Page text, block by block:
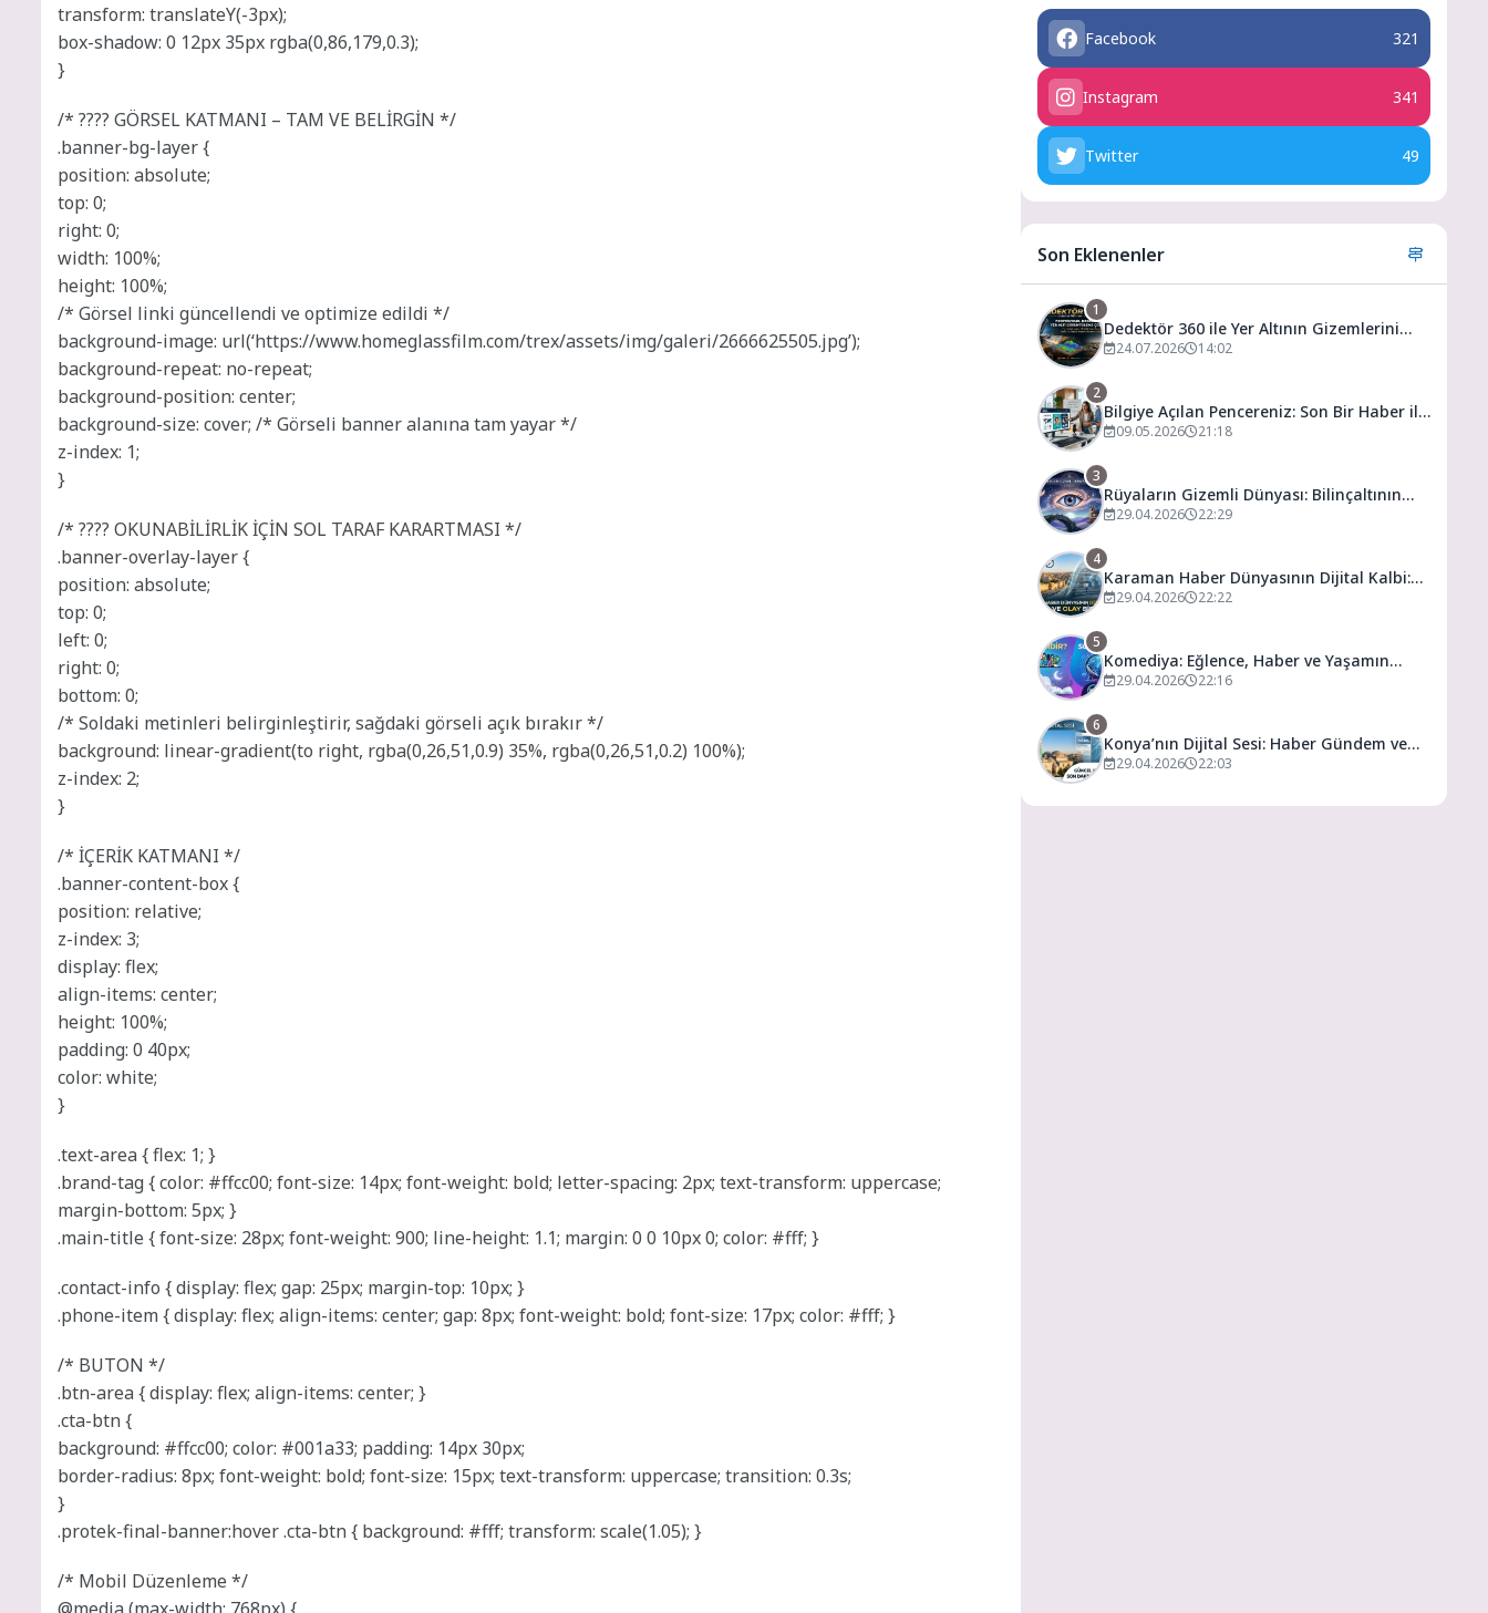
transform: translateY(-3px);
box-shadow: 0 12px 35px rgba(0,86,179,0.3);
}
/* ????️ GÖRSEL KATMANI – TAM VE BELİRGİN */
.banner-bg-layer {
position: absolute;
top: 0;
right: 0;
width: 100%;
height: 100%;
/* Görsel linki güncellendi ve optimize edildi */
background-image: url(‘https://www.homeglassfilm.com/trex/assets/img/galeri/2666625505.jpg’);
background-repeat: no-repeat;
background-position: center;
background-size: cover; /* Görseli banner alanına tam yayar */
z-index: 1;
}
/* ???? OKUNABİLİRLİK İÇİN SOL TARAF KARARTMASI */
.banner-overlay-layer {
position: absolute;
top: 0;
left: 0;
right: 0;
bottom: 0;
/* Soldaki metinleri belirginleştirir, sağdaki görseli açık bırakır */
background: linear-gradient(to right, rgba(0,26,51,0.9) 35%, rgba(0,26,51,0.2) 100%);
z-index: 2;
}
/* İÇERİK KATMANI */
.banner-content-box {
position: relative;
z-index: 3;
display: flex;
align-items: center;
height: 100%;
padding: 0 40px;
color: white;
}
.text-area { flex: 1; }
.brand-tag { color: #ffcc00; font-size: 14px; font-weight: bold; letter-spacing: 2px; text-transform: uppercase;
margin-bottom: 5px; }
.main-title { font-size: 28px; font-weight: 900; line-height: 1.1; margin: 0 0 10px 0; color: #fff; }
.contact-info { display: flex; gap: 25px; margin-top: 10px; }
.phone-item { display: flex; align-items: center; gap: 8px; font-weight: bold; font-size: 17px; color: #fff; }
/* BUTON */
.btn-area { display: flex; align-items: center; }
.cta-btn {
background: #ffcc00; color: #001a33; padding: 14px 30px;
border-radius: 8px; font-weight: bold; font-size: 15px; text-transform: uppercase; transition: 0.3s;
}
.protek-final-banner:hover .cta-btn { background: #fff; transform: scale(1.05); }
/* Mobil Düzenleme */
Facebook 321
Instagram 341
Twitter 49
Son Eklenenler
1
Dedektör 360 ile Yer Altının Gizemlerini
Keşfedin
24.07.2026 14:02
2
Bilgiye Açılan Pencereniz: Son Bir Haber ile
Tanıyın ve Keşfedin
09.05.2026 21:18
3
Rüyaların Gizemli Dünyası: Bilinçaltının
Kapısını Aralamak
29.04.2026 22:29
4
Karaman Haber Dünyasının Dijital Kalbi:
Gündem ve Olay
29.04.2026 22:22
5
Komediya: Eğlence, Haber ve Yaşamın
Dijital Buluşma Noktası
29.04.2026 22:16
6
Konya’nın Dijital Sesi: Haber Gündem ve
Yaşamın Merkezi
29.04.2026 22:03